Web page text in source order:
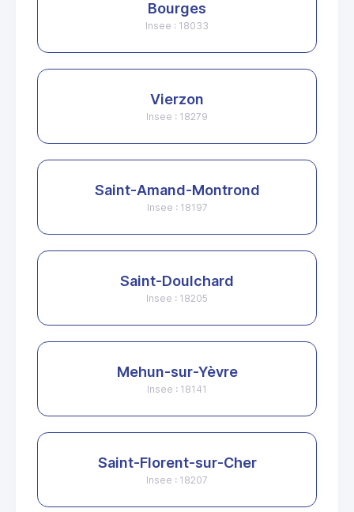
Bourges
Insee : 18033
Vierzon
Insee : 18279
Saint-Amand-Montrond
Insee : 18197
Saint-Doulchard
Insee : 18205
Mehun-sur-Yèvre
Insee : 18141
Saint-Florent-sur-Cher
Insee : 18207